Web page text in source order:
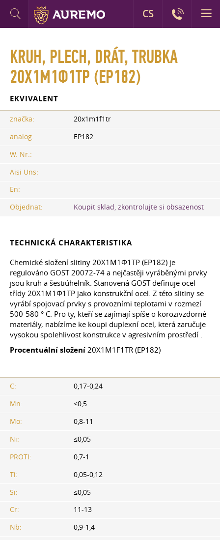
KRUH, PLECH, DRÁT, TRUBKA
20Х1М1Ф1ТР (EP182)
EKVIVALENT
značka:
20x1m1f1tr
analog:
EP182
W. Nr.:
Aisi Uns:
En:
Objednat:
Koupit sklad, zkontrolujte si obsazenost
TECHNICKÁ CHARAKTERISTIKA
Chemické složení slitiny 20Х1М1Ф1ТР (EP182) je
regulováno GOST 20072-74 a nejčastěji vyráběnými prvky
jsou kruh a šestiúhelník. Stanovená GOST definuje ocel
třídy 20Х1М1Ф1ТР jako konstrukční ocel. Z této slitiny se
vyrábí spojovací prvky s provozními teplotami v rozmezí
500-580 ° C. Pro ty, kteří se zajímají spíše o korozivzdorné
materiály, nabízíme ke koupi duplexní ocel, která zaručuje
vysokou spolehlivost konstrukce v agresivním prostředí .
Procentuální složení 20X1M1F1TR (EP182)
C:
0,17-0,24
Mn:
≤0,5
Mo:
0,8-11
Ni:
≤0,05
PROTI:
0,7-1
Ti:
0,05-0,12
Si:
≤0,05
Cr:
11-13
Nb:
0,9-1,4
CS